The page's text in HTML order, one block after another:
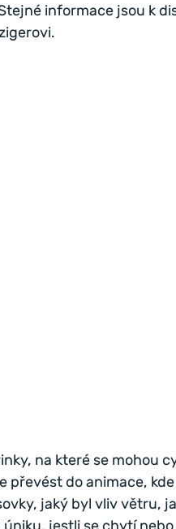
informace jsou k
na které se mohou
převést do animace,
jaký byl vliv větru,